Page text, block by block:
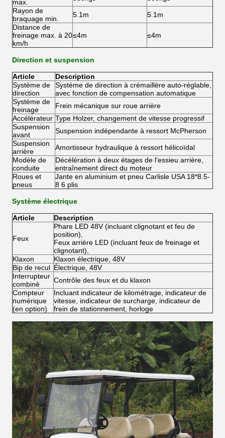
max.
Rayon de
braquage min.
5.1m
5.1m
Distance de
freinage max. à 20
km/h
≤4m ≤4m
Direction et suspension
Article
Description
Système de
direction
Système de direction à crémaillère auto-réglable,
avec fonction de compensation automatique
Système de
freinage
Frein mécanique sur roue arrière
Accélérateur Type Holzer, changement de vitesse progressif
Suspension
avant
Suspension indépendante à ressort McPherson
Suspension
arrière
Amortisseur hydraulique à ressort hélicoïdal
Modèle de
conduite
Décélération à deux étages de l'essieu arrière,
entraînement direct du moteur
Roues et
pneus
Jante en aluminium et pneu Carlisle USA 18*8.5-
8 6 plis
Système électrique
Article Description
Feux
Phare LED 48V (incluant clignotant et feu de
position),
Feux arrière LED (incluant feux de freinage et
clignotant),
Klaxon
Klaxon électrique, 48V
Bip de recul Électrique, 48V
Interrupteur
combiné
Contrôle des feux et du klaxon
Compteur
numérique
(en option)
Incluant indicateur de kilométrage, indicateur de
vitesse, indicateur de surcharge, indicateur de
frein de stationnement, horloge